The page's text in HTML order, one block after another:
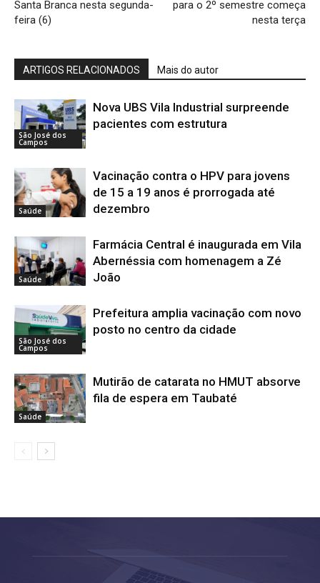
Santa Branca nesta segunda-
feira (6)
para o 2º semestre começa
nesta terça
ARTIGOS RELACIONADOS Mais do autor
São José dos
Campos
Nova UBS Vila Industrial surpreende
pacientes com estrutura
Saúde
Vacinação contra o HPV para jovens
de 15 a 19 anos é prorrogada até
dezembro
Saúde
Farmácia Central é inaugurada em Vila
Abernéssia com homenagem a Zé
João
São José dos
Campos
Prefeitura amplia vacinação com novo
posto no centro da cidade
Saúde
Mutirão de catarata no HMUT absorve
fila de espera em Taubaté